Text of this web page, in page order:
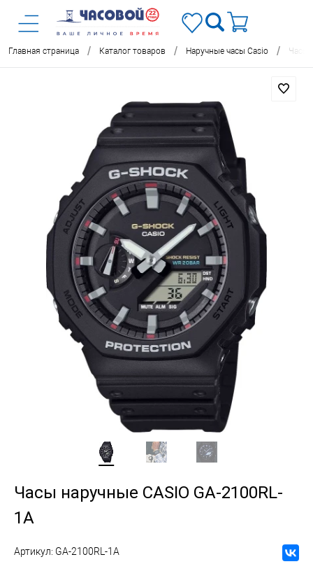
Главная страница / Каталог товаров / Наручные часы Casio / Часы
Часы наручные CASIO GA-2100RL-
1A
Артикул: GA-2100RL-1A